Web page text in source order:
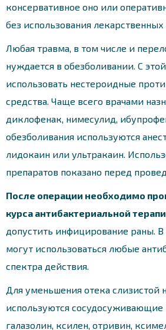
консервативное оно или
без использования лекарственных
Любая травма, в том числе и
нуждается в обезболивании. С
использовать нестероидные
средства. Чаще всего врачами
диклофенак, нимесулид,
обезболивания используются
лидокаин или ультракаин.
препаратов показано перед
После операции необходимо
курса антибактериальной
допустить инфицирование раны. В
могут использоваться любые
спектра действия.
Для уменьшения отека слизистой
используются сосудосуживающие
галазолин, ксилен, отривин,